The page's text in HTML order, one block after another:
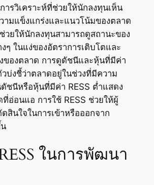
ารวิเคราะห์ที่ช่วยให้นักลงทุนเห็น
ามแข็งแกร่งและแนวโน้มของตลาด
วยให้นักลงทุนสามารถดูสถานะของ
ๆ ในแง่ของอัตราการเติบโตและ
ของตลาด การดูดัชนีและหุ้นที่มีค่า
วบ่งชี้ว่าตลาดอยู่ในช่วงที่มีความ
ชนีหรือหุ้นที่มีค่า RESS ต่ำแสดง
ที่อ่อนแอ การใช้ RESS ช่วยให้ผู้
สินใจในการเข้าหรือออกจาก
ในการพัฒนา